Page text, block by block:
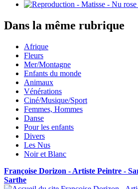
Dans la même rubrique
Afrique
Fleurs
Mer/Montagne
Enfants du monde
Animaux
Vénérations
Ciné/Musique/Sport
Femmes, Hommes
Danse
Pour les enfants
Divers
Les Nus
Noir et Blanc
Françoise Dorizon - Artiste Peintre -
Sarthe